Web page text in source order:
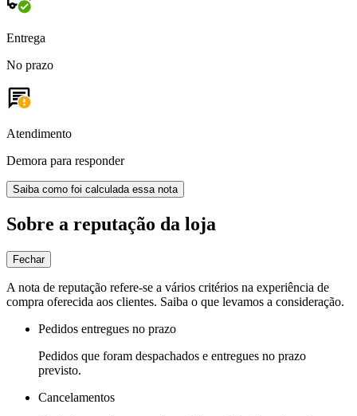
Entrega
No prazo
Atendimento
Demora para responder
Saiba como foi calculada essa nota
Sobre a reputação da loja
Fechar
A nota de reputação refere-se a vários critérios na experiência de
compra oferecida aos clientes. Saiba o que levamos a consideração.
Pedidos entregues no prazo
Pedidos que foram despachados e entregues no prazo
previsto.
Cancelamentos